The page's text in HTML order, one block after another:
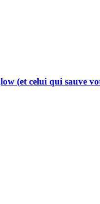
(et celui qui sauve